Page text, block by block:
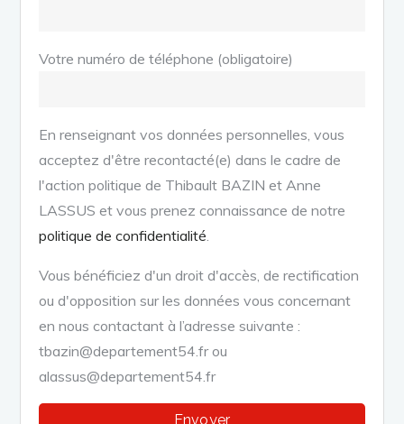
Votre numéro de téléphone (obligatoire)
En renseignant vos données personnelles, vous
acceptez d'être recontacté(e) dans le cadre de
l'action politique de Thibault BAZIN et Anne
LASSUS et vous prenez connaissance de notre
politique de confidentialité
Vous bénéficiez d'un droit d'accès, de rectification
ou d'opposition sur les données vous concernant
en nous contactant à l’adresse suivante :
tbazin@departement54.fr ou
alassus@departement54.fr